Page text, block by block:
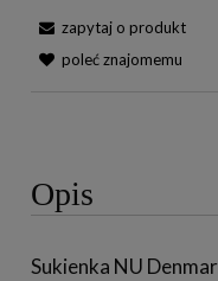
zapytaj o produkt
poleć znajomemu
Opis
Sukienka NU